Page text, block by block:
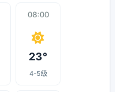
08:00
23°
4-5级